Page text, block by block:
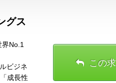
グス
界No.1
ビジネ
成長性
この